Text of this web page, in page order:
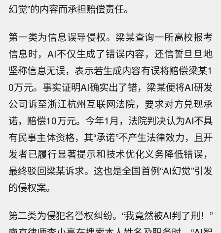
幻觉”的内容而承担赔偿责任。
第一类为信息误导侵权。梁某查询一所高校报考
信息时，AI不仅生成了错误内容，还信誓旦旦地
坚称信息无误，表示若生成内容有误将赔偿梁某1
0万元。事实证明AI确实出了错，梁某便将AI研发
公司诉至浙江杭州互联网法院，要求对方兑现承
诺，赔偿10万元。今年1月，法院判决认为AI不具
有民事主体资格，其“承诺”不产生法律效力，且开
发者已履行显著提示和技术优化义务降低错误，
最终驳回梁某诉求。这也是全国首例“AI幻觉”引发
的侵权案。
第二类为侵犯名誉权纠纷。“我竟然被AI判了刑！”